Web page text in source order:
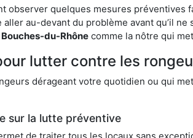
observer quelques mesures préventives
aller au-devant du problème avant qu’il
du-Rhône comme la nôtre qui
lutter contre les
dérageant votre quotidien ou qui
sur la lutte préventive